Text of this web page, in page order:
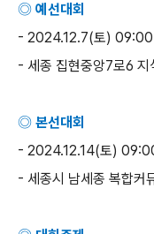
◎ 예선대회
- 2024.12.7(토)
- 세종 집현중앙7로6 지
◎ 본선대회
- 2024.12.14(토)
- 세종시 남세종 복합커